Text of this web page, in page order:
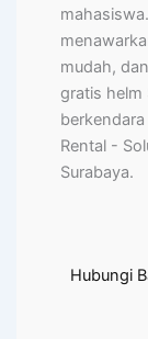
mudah,
gratis helm
Rental -
Surabaya.
Hubungi